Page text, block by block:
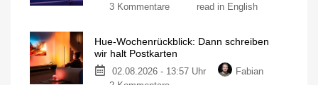
3 Kommentare
read in English
Hue-Wochenrückblick: Dann schreiben
wir halt Postkarten
02.08.2026 - 13:57 Uhr
Fabian